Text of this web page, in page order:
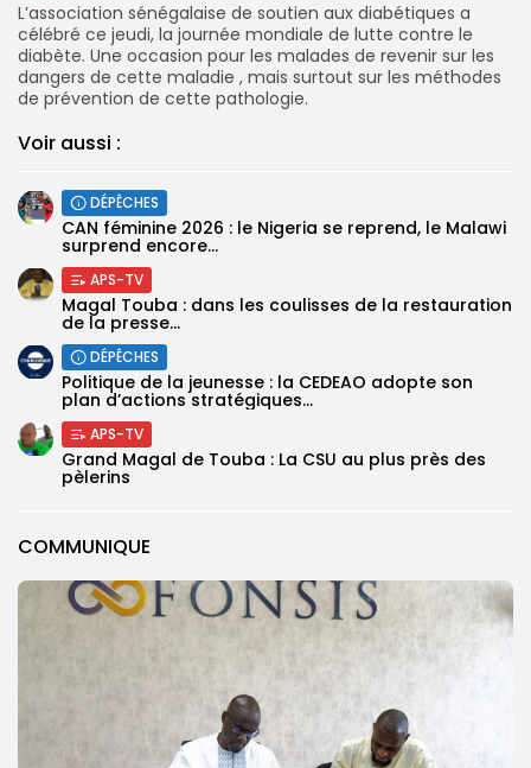
COMMUNIQUE
L’association sénégalaise de soutien aux diabétiques a
célébré ce jeudi, la journée mondiale de lutte contre le
diabète. Une occasion pour les malades de revenir sur les
dangers de cette maladie , mais surtout sur les méthodes
de prévention de cette pathologie.
Voir aussi :
DÉPÊCHES
‎CAN féminine 2026 : le Nigeria se reprend, le Malawi
surprend encore...
APS-TV
Magal Touba : dans les coulisses de la restauration
de la presse...
DÉPÊCHES
Politique de la jeunesse : la CEDEAO adopte son
plan d’actions stratégiques...
APS-TV
Grand Magal de Touba : La CSU au plus près des
pèlerins